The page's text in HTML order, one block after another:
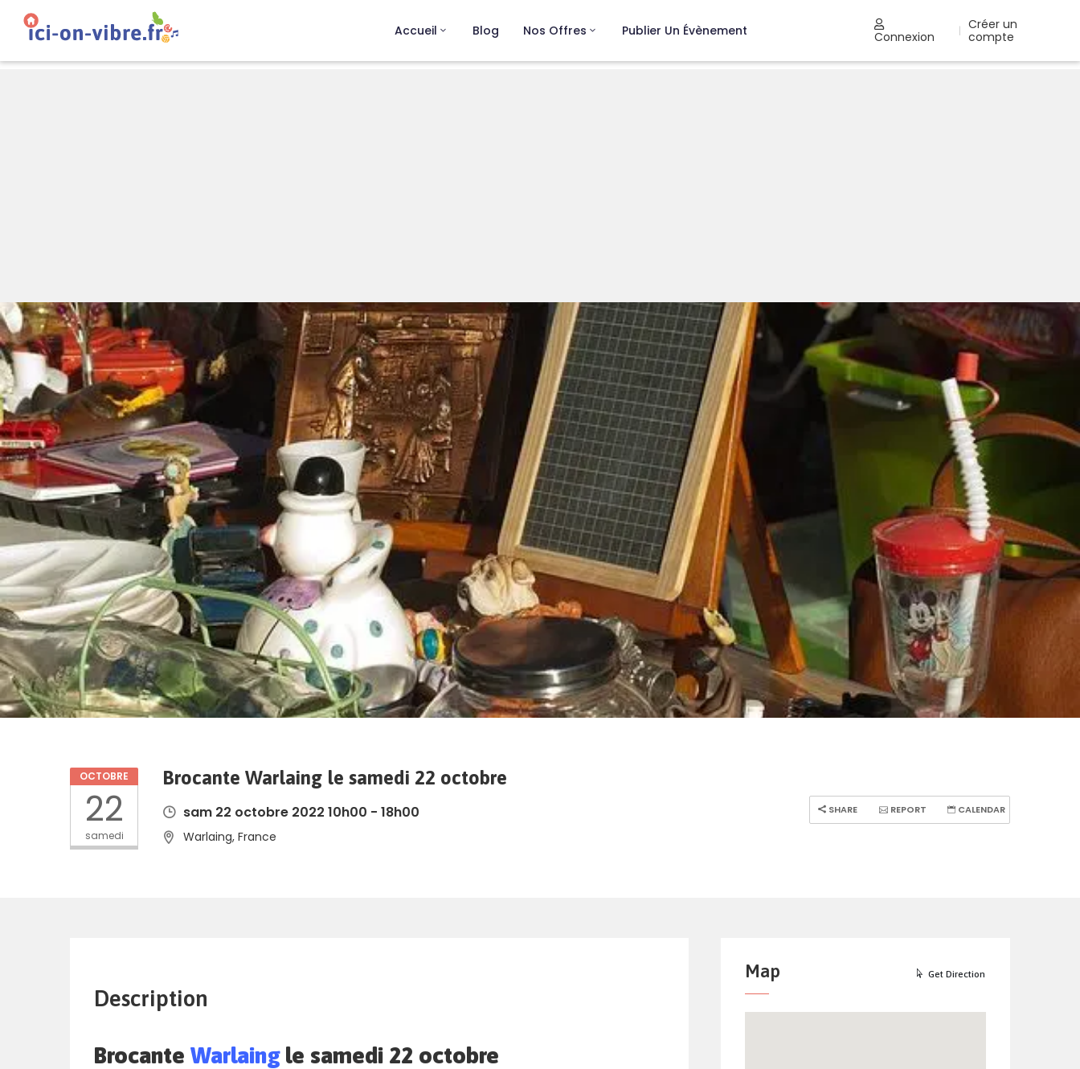
Accueil Blog Nos Offres Publier Un Évènement Connexion
Créer un
compte
OCTOBRE
22
samedi
Brocante Warlaing le samedi 22 octobre
sam 22 octobre 2022 10h00 - 18h00
Warlaing, France
SHARE REPORT CALENDAR
Description
Brocante Warlaingle samedi 22 octobre
Map Get Direction